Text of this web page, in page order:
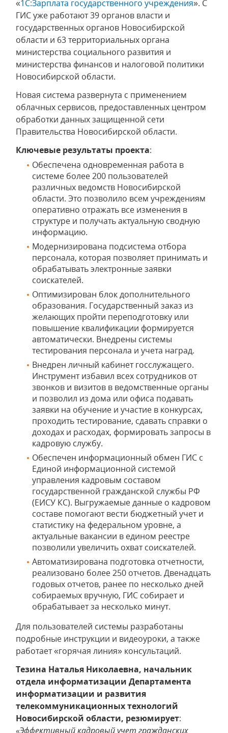
«1С:Зарплата государственного учреждения». С
ГИС уже работают 39 органов власти и
государственных органов Новосибирской
области и 63 территориальных органа
министерства социального развития и
министерства финансов и налоговой политики
Новосибирской области.
Новая система развернута с применением
облачных сервисов, предоставленных центром
обработки данных защищенной сети
Правительства Новосибирской области.
Ключевые результаты проекта:
Обеспечена одновременная работа в
системе более 200 пользователей
различных ведомств Новосибирской
области. Это позволило всем учреждениям
оперативно отражать все изменения в
структуре и получать актуальную сводную
информацию.
Модернизирована подсистема отбора
персонала, которая позволяет принимать и
обрабатывать электронные заявки
соискателей.
Оптимизирован блок дополнительного
образования. Государственный заказ из
желающих пройти переподготовку или
повышение квалификации формируется
автоматически. Внедрены системы
тестирования персонала и учета наград.
Внедрен личный кабинет госслужащего.
Инструмент избавил всех сотрудников от
звонков и визитов в ведомственные органы
и позволил из дома или офиса подавать
заявки на обучение и участие в конкурсах,
проходить тестирование, сдавать справки о
доходах и расходах, формировать запросы в
кадровую службу.
Обеспечен информационный обмен ГИС с
Единой информационной системой
управления кадровым составом
государственной гражданской службы РФ
(ЕИСУ КС). Выгружаемые данные о кадровом
составе помогают вести бюджетный учет и
статистику на федеральном уровне, а
актуальные вакансии в едином реестре
позволили увеличить охват соискателей.
Автоматизирована подготовка отчетности,
реализовано более 250 отчетов. Двенадцать
годовых отчетов, ранее по несколько дней
собираемых вручную, ГИС собирает и
обрабатывает за несколько минут.
Для пользователей системы разработаны
подробные инструкции и видеоуроки, а также
работает «горячая линия» консультаций.
Тезина Наталья Николаевна, начальник
отдела информатизации Департамента
информатизации и развития
телекоммуникационных технологий
Новосибирской области, резюмирует:
«Эффективный кадровый учет гражданских